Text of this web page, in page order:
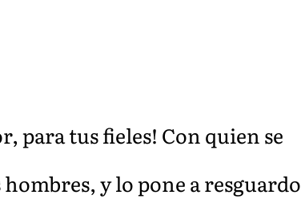
para tus fieles! Con quien se
y lo pone a resguardo